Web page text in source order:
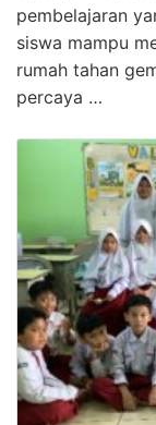
pembelajaran
siswa mampu
rumah tahan
percaya …